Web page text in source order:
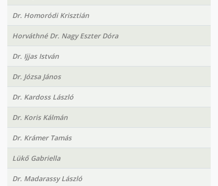
Dr. Homoródi Krisztián
Horváthné Dr. Nagy Eszter Dóra
Dr. Ijjas István
Dr. Józsa János
Dr. Kardoss László
Dr. Koris Kálmán
Dr. Krámer Tamás
Lükő Gabriella
Dr. Madarassy László